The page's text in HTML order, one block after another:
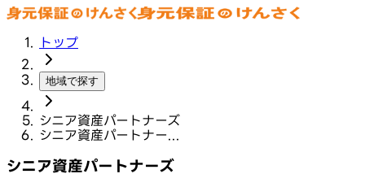
トップ
地域で探す
シニア資産パートナーズ
シニア資産パートナー...
シニア資産パートナーズ